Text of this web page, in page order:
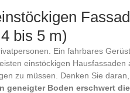
bis 5 m)
Ein fahrbares
einstöckigen Hausfassaden
zu müssen. Denken Sie
geneigter Boden erschwert